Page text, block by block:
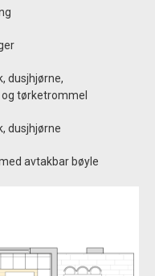
dusjhjørne,
tørketrommel
dusjhjørne
avtakbar bøyle